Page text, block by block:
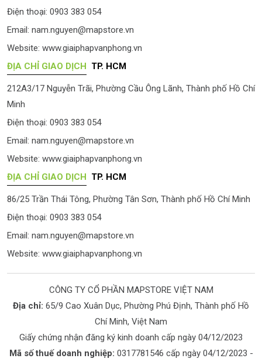
Điện thoại: 0903 383 054
Email: nam.nguyen@mapstore.vn
Website: www.giaiphapvanphong.vn
ĐỊA CHỈ GIAO DỊCH TP. HCM
212A3/17 Nguyễn Trãi, Phường Cầu Ông Lãnh, Thành phố Hồ Chí
Minh
Điện thoại: 0903 383 054
Email: nam.nguyen@mapstore.vn
Website: www.giaiphapvanphong.vn
ĐỊA CHỈ GIAO DỊCH TP. HCM
86/25 Trần Thái Tông, Phường Tân Sơn, Thành phố Hồ Chí Minh
Điện thoại: 0903 383 054
Email: nam.nguyen@mapstore.vn
Website: www.giaiphapvanphong.vn
CÔNG TY CỔ PHẦN MAPSTORE VIỆT NAM
Địa chỉ: 65/9 Cao Xuân Dục, Phường Phú Định, Thành phố Hồ
Chí Minh, Việt Nam
Giấy chứng nhận đăng ký kinh doanh cấp ngày 04/12/2023
Mã số thuế doanh nghiệp: 0317781546 cấp ngày 04/12/2023 -